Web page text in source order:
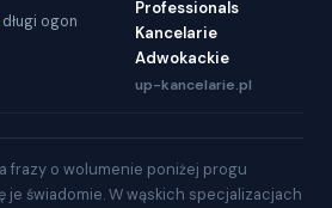
długi ogon
Professionals
Kancelarie
Adwokackie
up-kancelarie.pl
frazy o wolumenie poniżej progu
je świadomie. W wąskich specjalizacjach